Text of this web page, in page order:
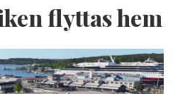
flyttas hem